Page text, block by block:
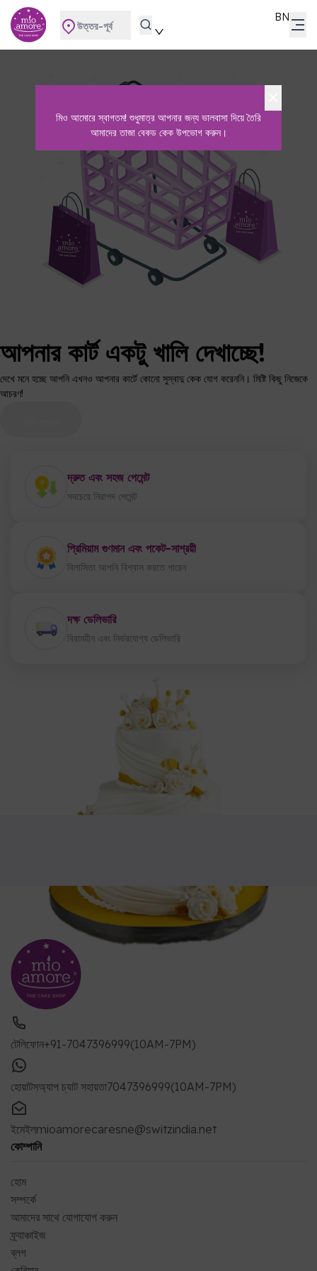
মিও আমোরে স্বাগতম! শুধুমাত্র আপনার জন্য ভালবাসা দিয়ে তৈরি
আমাদের তাজা বেকড কেক উপভোগ করুন।
উত্তর-পূর্ব
BN
আপনার কার্ট একটু খালি দেখাচ্ছে!
দেখে মনে হচ্ছে আপনি এখনও আপনার কার্টে কোনো সুস্বাদু কেক যোগ করেননি। মিষ্টি কিছু নিজেকে
আচরণ!
দ্রুত এবং সহজ পেমেন্ট
সবচেয়ে নিরাপদ পেমেন্ট
প্রিমিয়াম গুণমান এবং পকেট-সাশ্রয়ী
বিলাসিতা আপনি বিশ্বাস করতে পারেন
দক্ষ ডেলিভারি
বিরামহীন এবং নির্ভরযোগ্য ডেলিভারি
টেলিফোন+91-7047396999(10AM-7PM)
হোয়াটসঅ্যাপ চ্যাট সহায়তা7047396999(10AM-7PM)
ইমেইলmioamorecaresne@switzindia.net
কোম্পানি
হোম
সম্পর্কে
আমাদের সাথে যোগাযোগ করুন
ফ্র্যাঞ্চাইজ
ব্লগ